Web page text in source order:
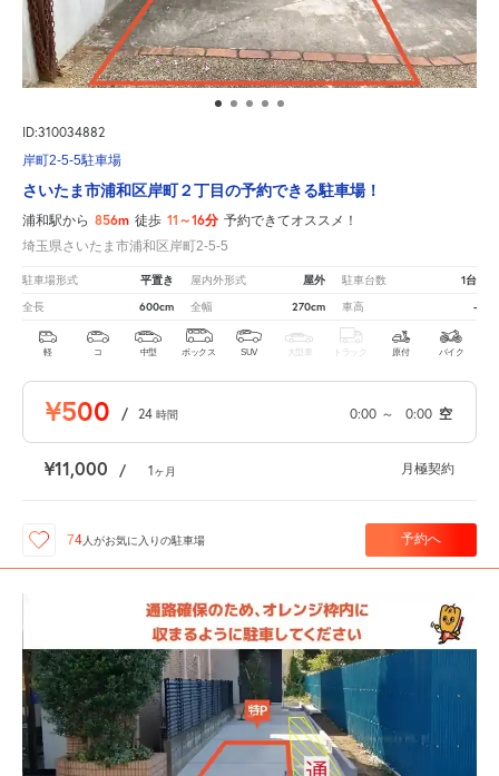
ID:310034882
岸町2-5-5駐車場
さいたま市浦和区岸町２丁目の予約できる駐車場！
浦和駅から 856m 徒歩 11～16分 予約できてオススメ！
埼玉県さいたま市浦和区岸町2-5-5
駐車場形式 平置き 屋内外形式 屋外 駐車台数 1台
全長 600cm 全幅 270cm 車高 -
軽 コ 中型 ボックス SUV 大型車 トラック 原付 バイク
¥500 / 24 時間 0:00 ～ 0:00 空
¥11,000 / 1ヶ月 月極契約
74 人がお気に入りの駐車場 予約へ